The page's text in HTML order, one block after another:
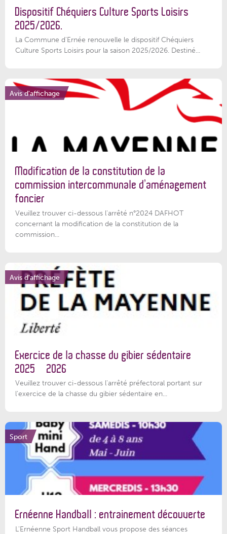
Dispositif Chéquiers Culture Sports Loisirs
2025/2026.
La Commune d'Ernée renouvelle le dispositif Chéquiers
Culture Sports Loisirs pour la saison 2025/2026. Destiné...
Avis d'affichage
Modification de la constitution de la
commission intercommunale d’aménagement
foncier
Veuillez trouver ci-dessous l'arrêté n°2024 DAFHOT
concernant la modification de la constitution de la
commission...
Avis d'affichage
Exercice de la chasse du gibier sédentaire
2025 – 2026
Veuillez trouver ci-dessous l'arrêté préfectoral portant sur
l'exercice de la chasse du gibier sédentaire en...
Sport
Ernéenne Handball : entrainement découverte
L'Ernéenne Sport Handball vous propose des séances